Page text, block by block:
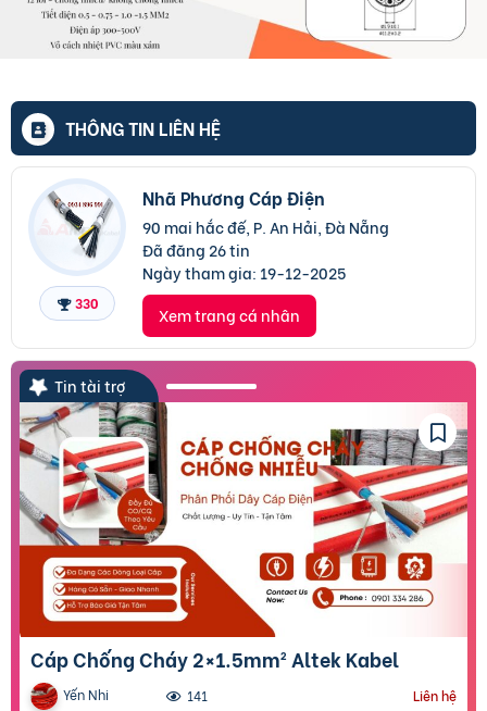
THÔNG TIN LIÊN HỆ
330
Nhã Phương Cáp Điện
90 mai hắc đế, P. An Hải, Đà Nẵng
Đã đăng 26 tin
Ngày tham gia: 19-12-2025
Xem trang cá nhân
Tin tài trợ
Cáp Chống Cháy 2×1.5mm² Altek Kabel
Yến Nhi 141 Liên hệ